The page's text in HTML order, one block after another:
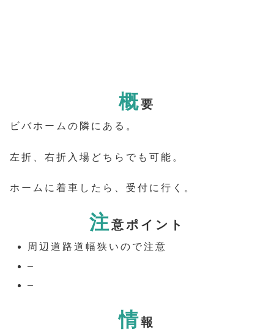
概要
ビバホームの隣にある。
左折、右折入場どちらでも可能。
ホームに着車したら、受付に行く。
注意ポイント
周辺道路道幅狭いので注意
–
–
情報